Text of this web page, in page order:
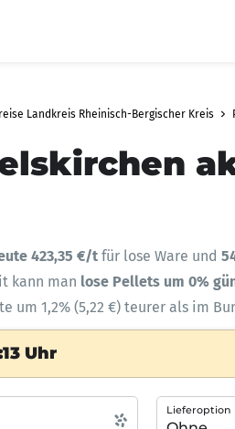
Landkreis Rheinisch-Bergischer Kreis
423,35 €/t für lose Ware und
kann man lose Pellets um 0%
um 1,2% (5,22 €) teurer als im
Uhr
Lieferoption